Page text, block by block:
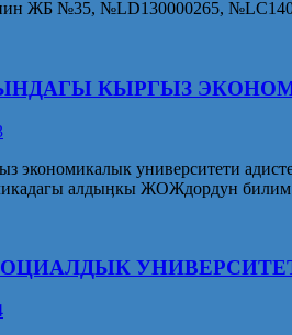
ЖБ №35, №LD130000265,
КЫРГЫЗ
экономикалык университети
алдыӊкы ЖОЖдордун билим